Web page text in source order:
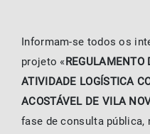
Informam-se todos os
projeto «REGULAMENTO
ATIVIDADE LOGÍSTICA
ACOSTÁVEL DE VILA
fase de consulta